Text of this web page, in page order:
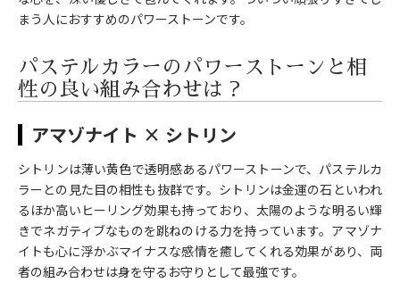
まう人におすすめのパワーストーンです。
パステルカラーのパワーストーンと相
性の良い組み合わせは？
アマゾナイト × シトリン
シトリンは薄い黄色で透明感あるパワーストーンで、パステルカ
ラーとの見た目の相性も抜群です。シトリンは金運の石といわれ
るほか高いヒーリング効果も持っており、太陽のような明るい輝
きでネガティブなものを跳ねのける力を持っています。アマゾナ
イトも心に浮かぶマイナスな感情を癒してくれる効果があり、両
者の組み合わせは身を守るお守りとして最強です。